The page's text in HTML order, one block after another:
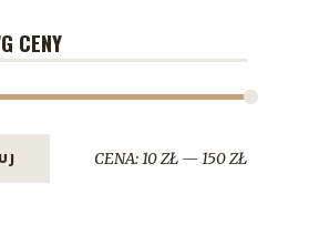
CENY
CENA:10 ZŁ — 150 ZŁ